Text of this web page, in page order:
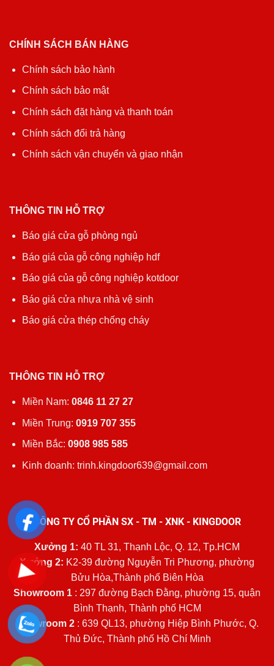
CHÍNH SÁCH BÁN HÀNG
Chính sách bảo hành
Chính sách bảo mật
Chính sách đặt hàng và thanh toán
Chính sách đổi trả hàng
Chính sách vận chuyển và giao nhận
THÔNG TIN HỖ TRỢ
Báo giá cửa gỗ phòng ngủ
Báo giá của gỗ công nghiệp hdf
Báo giá của gỗ công nghiệp kotdoor
Báo giá cửa nhựa nhà vệ sinh
Báo giá cửa thép chống cháy
THÔNG TIN HỖ TRỢ
Miền Nam: 0846 11 27 27
Miền Trung: 0919 707 355
Miền Bắc: 0908 985 585
Kinh doanh: trinh.kingdoor639@gmail.com
CÔNG TY CỔ PHẦN SX - TM - XNK - KINGDOOR
Xưởng 1: 40 TL 31, Thạnh Lộc, Q. 12, Tp.HCM
Xưởng 2: K2-39 đường Nguyễn Tri Phương, phường
Bửu Hòa,Thành phố Biên Hòa
Showroom 1 : 297 đường Bạch Đằng, phường 15, quận
Bình Thạnh, Thành phố HCM
Showroom 2: 639 QL13, phường Hiệp Bình Phước, Q.
Thủ Đức, Thành phố Hồ Chí Minh